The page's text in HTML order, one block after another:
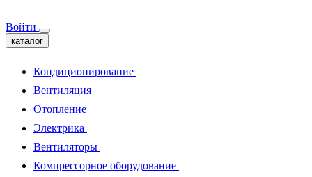
Войти
каталог
Кондиционирование
Вентиляция
Отопление
Электрика
Вентиляторы
Компрессорное оборудование